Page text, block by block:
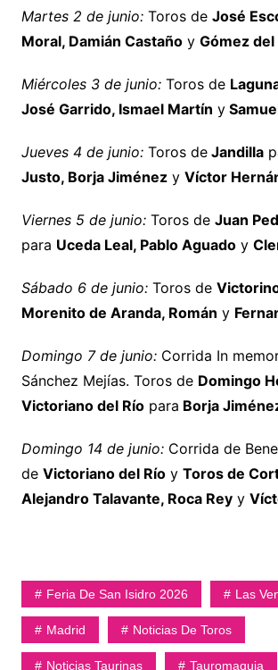
Martes 2 de junio:Toros de José
Moral, Damián Castañoy Gómez del
Miércoles 3 de junio: Toros de
José Garrido, Ismael Martín y
Jueves 4 de junio: Toros deJandilla
Justo, Borja Jiménezy Víctor
Viernes 5 de junio:Toros de Juan
para Uceda Leal, Pablo Aguadoy
Sábado 6 de junio: Toros de
Morenito de Aranda, Román y
Domingo 7 de junio:Corrida In
Sánchez Mejías. Toros de Domingo
Victoriano del Ríopara Borja
Domingo 14 de junio: Corrida de
de Victoriano del Ríoy Toros de
Alejandro Talavante, Roca Reyy
Feria De San Isidro 2026 Las
Madrid Noticias De Toros
Noticias Taurinas Tauromaquia